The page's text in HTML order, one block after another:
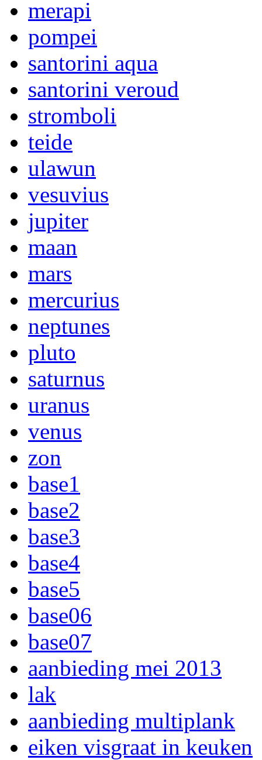
merapi
pompei
santorini aqua
santorini veroud
stromboli
teide
ulawun
vesuvius
jupiter
maan
mars
mercurius
neptunes
pluto
saturnus
uranus
venus
zon
base1
base2
base3
base4
base5
base06
base07
aanbieding mei 2013
lak
aanbieding multiplank
eiken visgraat in keuken